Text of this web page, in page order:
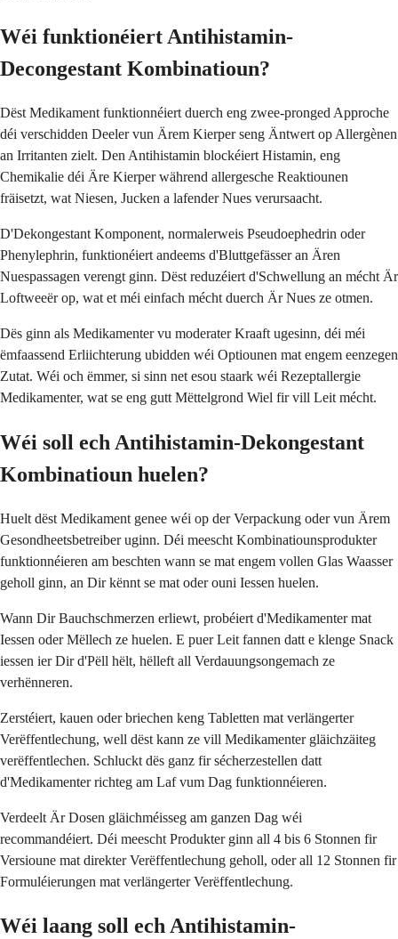
Wéi funktionéiert Antihistamin-
Decongestant Kombinatioun?
Dëst Medikament funktionnéiert duerch eng zwee-pronged Approche
déi verschidden Deeler vun Ärem Kierper seng Äntwert op Allergènen
an Irritanten zielt. Den Antihistamin blockéiert Histamin, eng
Chemikalie déi Äre Kierper während allergesche Reaktiounen
fräisetzt, wat Niesen, Jucken a lafender Nues verursaacht.
D'Dekongestant Komponent, normalerweis Pseudoephedrin oder
Phenylephrin, funktionéiert andeems d'Bluttgefässer an Ären
Nuespassagen verengt ginn. Dëst reduzéiert d'Schwellung an mécht Är
Loftweeër op, wat et méi einfach mécht duerch Är Nues ze otmen.
Dës ginn als Medikamenter vu moderater Kraaft ugesinn, déi méi
ëmfaassend Erliichterung ubidden wéi Optiounen mat engem eenzegen
Zutat. Wéi och ëmmer, si sinn net esou staark wéi Rezeptallergie
Medikamenter, wat se eng gutt Mëttelgrond Wiel fir vill Leit mécht.
Wéi soll ech Antihistamin-Dekongestant
Kombinatioun huelen?
Huelt dëst Medikament genee wéi op der Verpackung oder vun Ärem
Gesondheetsbetreiber uginn. Déi meescht Kombinatiounsprodukter
funktionnéieren am beschten wann se mat engem vollen Glas Waasser
geholl ginn, an Dir kënnt se mat oder ouni Iessen huelen.
Wann Dir Bauchschmerzen erliewt, probéiert d'Medikamenter mat
Iessen oder Mëllech ze huelen. E puer Leit fannen datt e klenge Snack
iessen ier Dir d'Pëll hëlt, hëlleft all Verdauungsongemach ze
verhënneren.
Zerstéiert, kauen oder briechen keng Tabletten mat verlängerter
Verëffentlechung, well dëst kann ze vill Medikamenter gläichzäiteg
verëffentlechen. Schluckt dës ganz fir sécherzestellen datt
d'Medikamenter richteg am Laf vum Dag funktionnéieren.
Verdeelt Är Dosen gläichméisseg am ganzen Dag wéi
recommandéiert. Déi meescht Produkter ginn all 4 bis 6 Stonnen fir
Versioune mat direkter Verëffentlechung geholl, oder all 12 Stonnen fir
Formuléierungen mat verlängerter Verëffentlechung.
Wéi laang soll ech Antihistamin-